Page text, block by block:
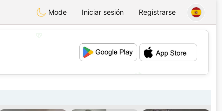
Mode Iniciar sesión Registrarse